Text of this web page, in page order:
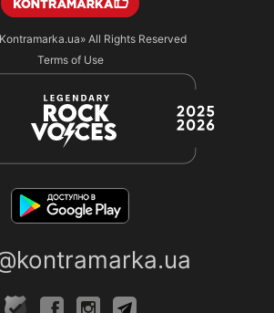
All Rights Reserved
Terms of Use